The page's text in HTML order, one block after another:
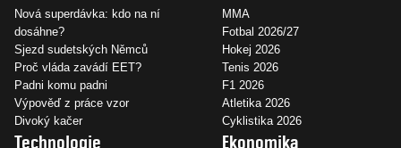
Nová superdávka: kdo na ní
dosáhne?
Sjezd sudetských Němců
Proč vláda zavádí EET?
Padni komu padni
Výpověď z práce vzor
Divoký kačer
MMA
Fotbal 2026/27
Hokej 2026
Tenis 2026
F1 2026
Atletika 2026
Cyklistika 2026
Technologie Ekonomika